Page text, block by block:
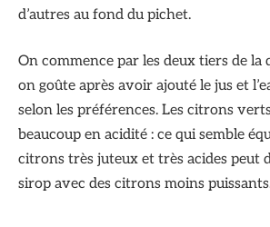
d’autres au fond du pichet.
On commence par les deux tiers de la
on goûte après avoir ajouté le jus et
selon les préférences. Les citrons
beaucoup en acidité : ce qui semble
citrons très juteux et très acides peut
sirop avec des citrons moins